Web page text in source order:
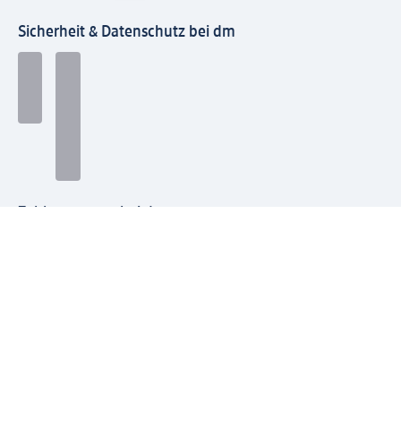
Sicherheit & Datenschutz bei dm